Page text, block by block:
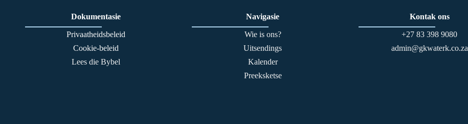
Dokumentasie
Privaatheidsbeleid
Cookie-beleid
Lees die Bybel
Navigasie
Wie is ons?
Uitsendings
Kalender
Preeksketse
Kontak ons
+27 83 398 9080
admin@gkwaterk.co.za